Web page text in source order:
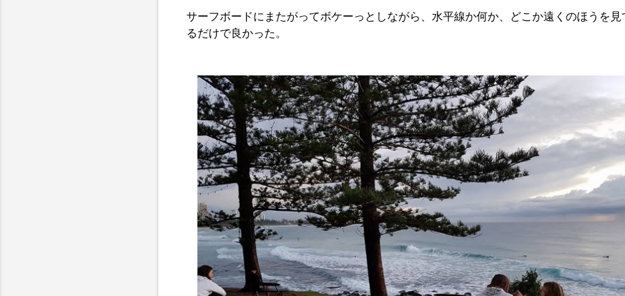
サーフボードにまたがってボケーっとしながら、水平線か何か、どこか遠くのほうを見
るだけで良かった。